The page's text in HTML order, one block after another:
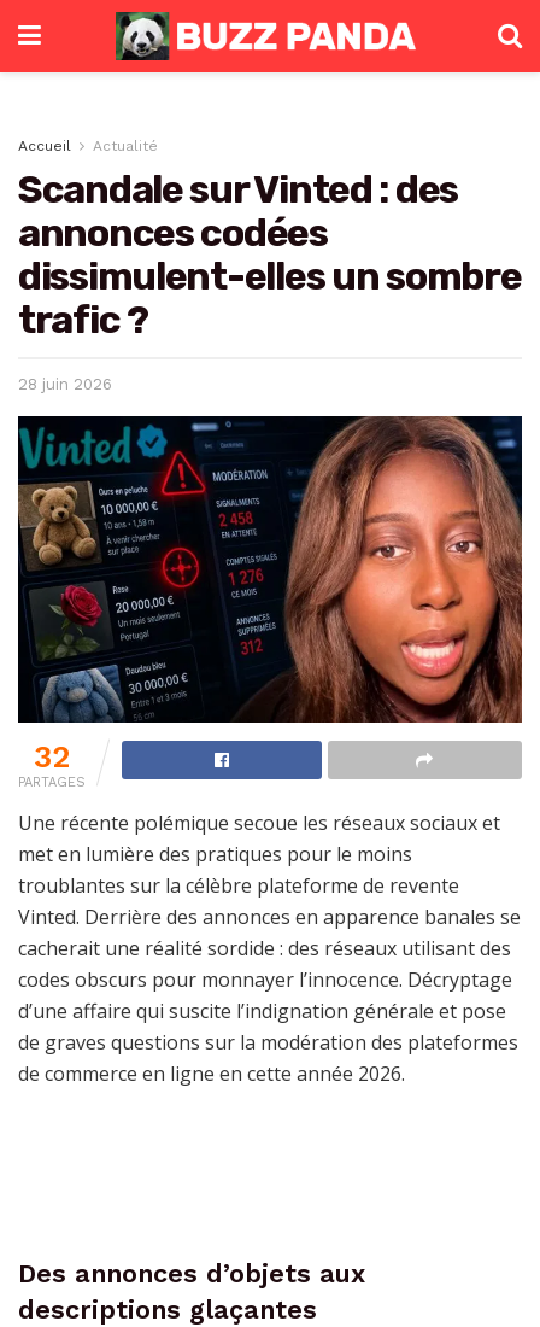
Accueil Actualité
Scandale sur Vinted : des
annonces codées
dissimulent-elles un sombre
trafic ?
28 juin 2026
32
PARTAGES
Une récente polémique secoue les réseaux sociaux et
met en lumière des pratiques pour le moins
troublantes sur la célèbre plateforme de revente
Vinted. Derrière des annonces en apparence banales se
cacherait une réalité sordide : des réseaux utilisant des
codes obscurs pour monnayer l’innocence. Décryptage
d’une affaire qui suscite l’indignation générale et pose
de graves questions sur la modération des plateformes
de commerce en ligne en cette année 2026.
Des annonces d’objets aux
descriptions glaçantes